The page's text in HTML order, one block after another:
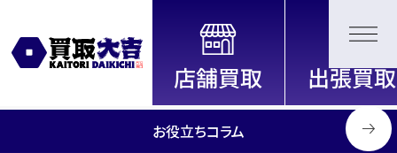
全国2200店舗以上展開中！
信頼と実績の買取専門店「買取大
吉」
お役立ちコラム